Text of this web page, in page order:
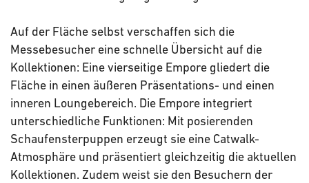
Auf der Fläche selbst verschaffen sich die
Messebesucher eine schnelle Übersicht auf die
Kollektionen: Eine vierseitige Empore gliedert die
Fläche in einen äußeren Präsentations- und einen
inneren Loungebereich. Die Empore integriert
unterschiedliche Funktionen: Mit posierenden
Schaufensterpuppen erzeugt sie eine Catwalk-
Atmosphäre und präsentiert gleichzeitig die aktuellen
Kollektionen. Zudem weist sie den Besuchern der